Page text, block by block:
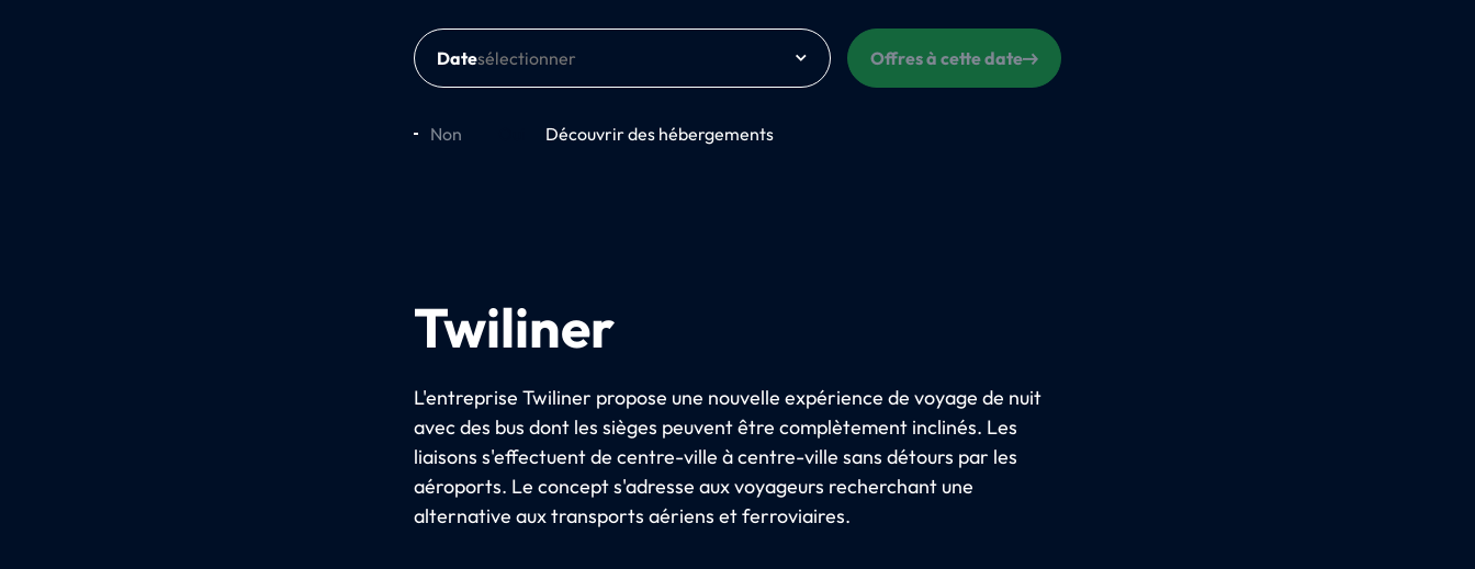
Date Offres à cette date
Non Découvrir des hébergements
Twiliner
L'entreprise Twiliner propose une nouvelle expérience de voyage de nuit
avec des bus dont les sièges peuvent être complètement inclinés. Les
liaisons s'effectuent de centre-ville à centre-ville sans détours par les
aéroports. Le concept s'adresse aux voyageurs recherchant une
alternative aux transports aériens et ferroviaires.